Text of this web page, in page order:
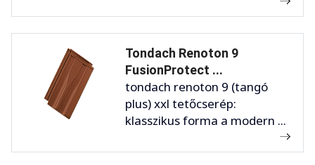
Tondach Renoton 9
FusionProtect ...
tondach renoton 9 (tangó
plus) xxl tetőcserép:
klasszikus forma a modern ...